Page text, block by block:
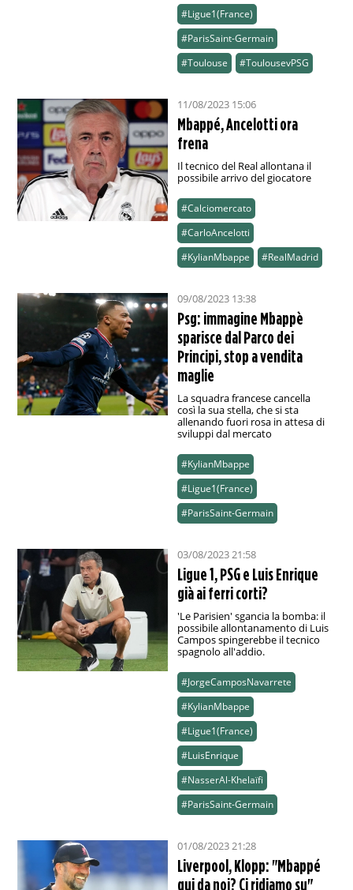
#Ligue1(France)
#ParisSaint-Germain
#Toulouse
#ToulousevPSG
11/08/2023 15:06
Mbappé, Ancelotti ora
frena
Il tecnico del Real allontana il
possibile arrivo del giocatore
#Calciomercato
#CarloAncelotti
#KylianMbappe
#RealMadrid
09/08/2023 13:38
Psg: immagine Mbappè
sparisce dal Parco dei
Principi, stop a vendita
maglie
La squadra francese cancella
così la sua stella, che si sta
allenando fuori rosa in attesa di
sviluppi dal mercato
#KylianMbappe
#Ligue1(France)
#ParisSaint-Germain
03/08/2023 21:58
Ligue 1, PSG e Luis Enrique
già ai ferri corti?
'Le Parisien' sgancia la bomba: il
possibile allontanamento di Luis
Campos spingerebbe il tecnico
spagnolo all'addio.
#JorgeCamposNavarrete
#KylianMbappe
#Ligue1(France)
#LuisEnrique
#NasserAl-Khelaïfi
#ParisSaint-Germain
01/08/2023 21:28
Liverpool, Klopp: "Mbappé
qui da noi? Ci ridiamo su"